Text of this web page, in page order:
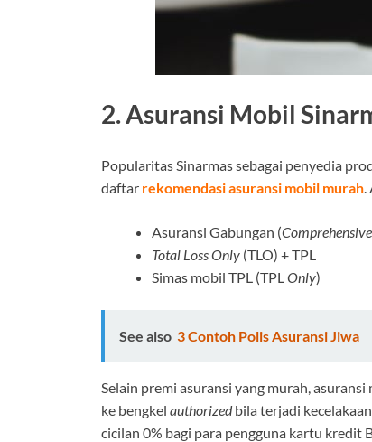
2. Asuransi Mobil
Popularitas Sinarmas sebagai penyedia
daftar rekomendasi asuransi mobil murah
Asuransi Gabungan (Comprehensive
Total Loss Only (TLO) + TPL
Simas mobil TPL (TPL Only)
See also 3 Contoh Polis Asuransi Jiwa
Selain premi asuransi yang murah,
ke bengkel authorizedbila terjadi
cicilan 0% bagi para pengguna kartu kredit